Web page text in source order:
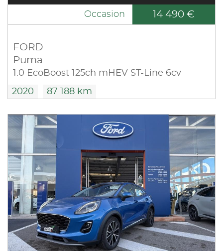
Occasion 14 490 €
FORD
Puma
1.0 EcoBoost 125ch mHEV ST-Line 6cv
2020 87 188 km